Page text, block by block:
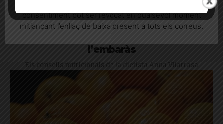
l’embaràs
Els consells nutricionals de la dietista Anna Vilarrasa
consentiment pot ser revocat en qualsevol moment
mitjançant l’enllaç de baixa present a tots els correus.